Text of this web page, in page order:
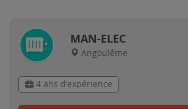
MAN-ELEC
Angoulême
4 ans d'expérience